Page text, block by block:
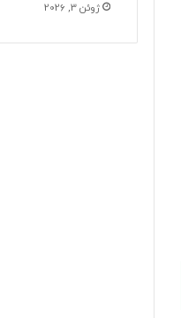
ژوئن 3, 2026